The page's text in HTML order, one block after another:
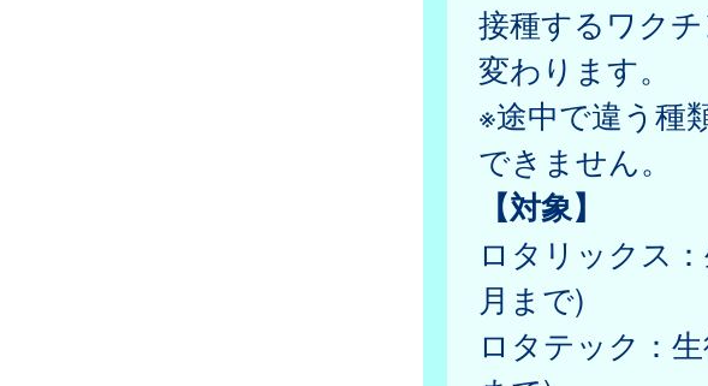
接種するワク
変わります。
※途中で違う種
できません。
【対象】
ロタリックス
月まで)
ロタテック：